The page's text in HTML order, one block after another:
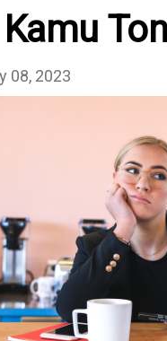
08, 2023